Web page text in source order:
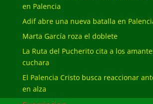
en Palencia
Adif abre una nueva batalla en
Marta García roza el doblete
La Ruta del Pucherito cita a los
cuchara
El Palencia Cristo busca reaccionar
en alza